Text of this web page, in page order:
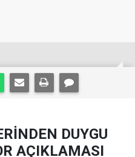
DUYGU
AÇIKLAMASI